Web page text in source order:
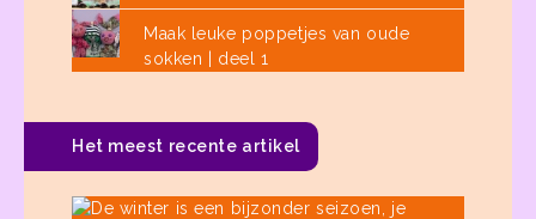
Maak leuke poppetjes van oude
sokken | deel 1
Het meest recente artikel